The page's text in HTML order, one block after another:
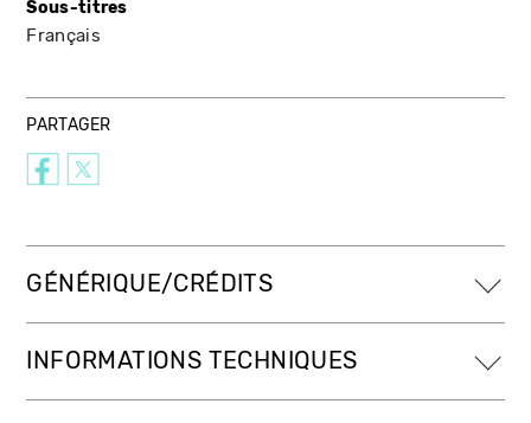
Sous-titres
Français
PARTAGER
GÉNÉRIQUE/CRÉDITS
INFORMATIONS TECHNIQUES